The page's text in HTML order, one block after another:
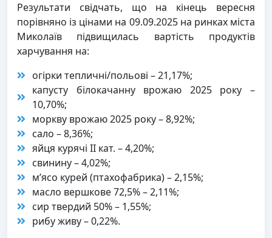
Результати свідчать, що на кінець вересня
порівняно із цінами на 09.09.2025 на ринках міста
Миколаїв підвищилась вартість продуктів
харчування на:
огірки тепличні/польові – 21,17%;
капусту білокачанну врожаю 2025 року –
10,70%;
моркву врожаю 2025 року – 8,92%;
сало – 8,36%;
яйця курячі II кат. – 4,20%;
свинину – 4,02%;
м’ясо курей (птахофабрика) – 2,15%;
масло вершкове 72,5% – 2,11%;
сир твердий 50% – 1,55%;
рибу живу – 0,22%.